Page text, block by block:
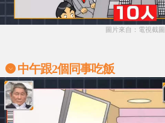
圖片來自：電視截圖
中午跟2個同事吃飯